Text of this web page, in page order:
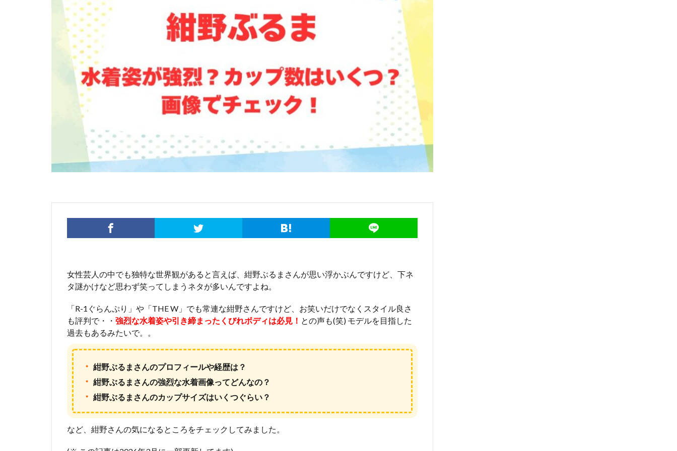
女性芸人の中でも独特な世界観があると言えば、紺野ぶるまさんが思い浮かぶんですけど、下ネ
タ謎かけなど思わず笑ってしまうネタが多いんですよね。
「R-1ぐらんぷり」や「THE W」でも常連な紺野さんですけど、お笑いだけでなくスタイル良さ
も評判で・・ 強烈な水着姿や引き締まったくびれボディは必見！ との声も(笑) モデルを目指した
過去もあるみたいで。。
・ 紺野ぶるまさんのプロフィールや経歴は？
・ 紺野ぶるまさんの強烈な水着画像ってどんなの？
・ 紺野ぶるまさんのカップサイズはいくつぐらい？
など、紺野さんの気になるところをチェックしてみました。